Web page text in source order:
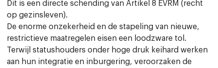
Dit is een directe schending van Artikel 8 EVRM (recht
op gezinsleven).
De enorme onzekerheid en de stapeling van nieuwe,
restrictieve maatregelen eisen een loodzware tol.
Terwijl statushouders onder hoge druk keihard werken
aan hun integratie en inburgering, veroorzaken de